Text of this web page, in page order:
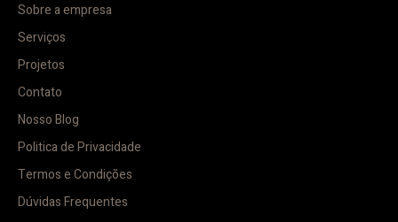
Sobre a empresa
Serviços
Projetos
Contato
Nosso Blog
Politica de Privacidade
Termos e Condições
Dúvidas Frequentes